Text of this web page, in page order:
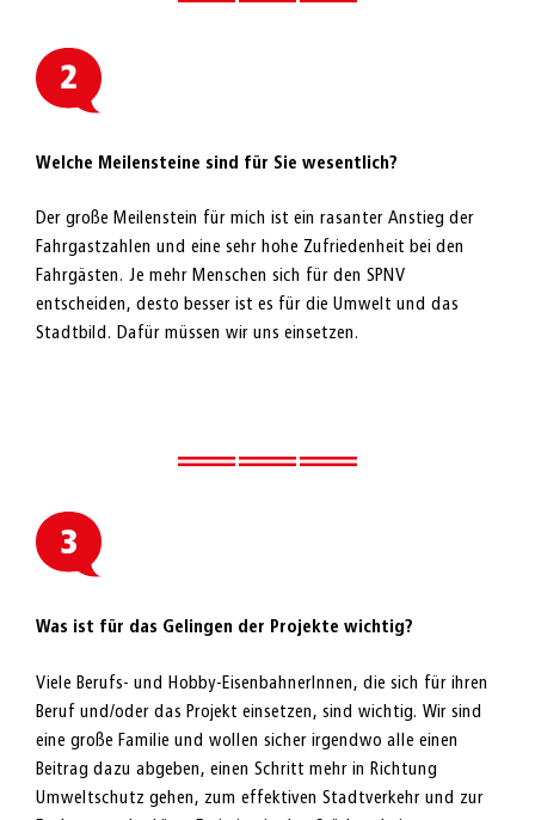
Welche Meilensteine sind für Sie wesentlich?
Der große Meilenstein für mich ist ein rasanter Anstieg der
Fahrgastzahlen und eine sehr hohe Zufriedenheit bei den
Fahrgästen. Je mehr Menschen sich für den SPNV
entscheiden, desto besser ist es für die Umwelt und das
Stadtbild. Dafür müssen wir uns einsetzen.
Was ist für das Gelingen der Projekte wichtig?
Viele Berufs- und Hobby-EisenbahnerInnen, die sich für ihren
Beruf und/oder das Projekt einsetzen, sind wichtig. Wir sind
eine große Familie und wollen sicher irgendwo alle einen
Beitrag dazu abgeben, einen Schritt mehr in Richtung
Umweltschutz gehen, zum effektiven Stadtverkehr und zur